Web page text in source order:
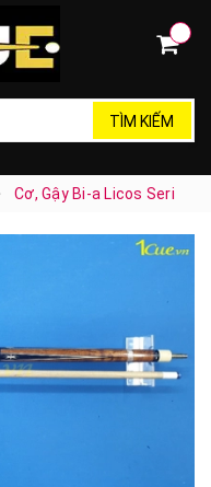
TÌM KIẾM
Cơ, Gậy Bi-a Licos Seri